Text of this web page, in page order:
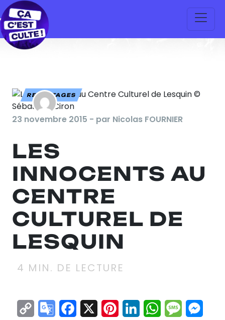
REPORTAGES
23 novembre 2015 - par Nicolas FOURNIER
LES
INNOCENTS AU
CENTRE
CULTUREL DE
LESQUIN
4 MIN. DE LECTURE
Copy GoogleFacebook
X Pinterest
LinkedInWhatsApp